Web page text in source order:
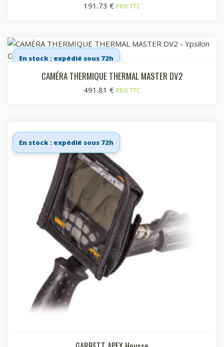
191.73 € PRIX TTC
En stock : expédié sous 72h
CAMÉRA THERMIQUE THERMAL MASTER DV2
491.81 € PRIX TTC
En stock : expédié sous 72h